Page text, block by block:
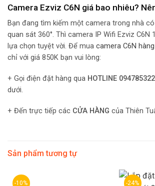
Camera Ezviz C6N giá bao nhiêu?
Bạn đang tìm kiếm một camera trong nhà
quan sát 360°. Thì camera IP Wifi Ezviz C6N
lựa chọn tuyệt vời. Để mua camera C6N
chỉ với giá 850K bạn vui lòng:
+ Gọi điện đặt hàng qua HOTLINE
dưới.
+ Đến trực tiếp các CỬA HÀNG của Thiên
Sản phẩm tương tự
-10% -24%